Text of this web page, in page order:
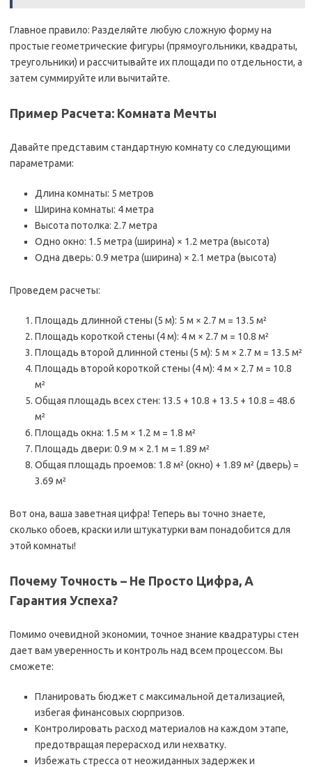
Главное правило: Разделяйте любую сложную форму на
простые геометрические фигуры (прямоугольники, квадраты,
треугольники) и рассчитывайте их площади по отдельности, а
затем суммируйте или вычитайте.
Пример Расчета: Комната Мечты
Давайте представим стандартную комнату со следующими
параметрами:
Длина комнаты: 5 метров
Ширина комнаты: 4 метра
Высота потолка: 2.7 метра
Одно окно: 1.5 метра (ширина) × 1.2 метра (высота)
Одна дверь: 0.9 метра (ширина) × 2.1 метра (высота)
Проведем расчеты:
Площадь длинной стены (5 м): 5 м × 2.7 м = 13.5 м²
Площадь короткой стены (4 м): 4 м × 2.7 м = 10.8 м²
Площадь второй длинной стены (5 м): 5 м × 2.7 м = 13.5 м²
Площадь второй короткой стены (4 м): 4 м × 2.7 м = 10.8
м²
Общая площадь всех стен: 13.5 + 10.8 + 13.5 + 10.8 = 48.6
м²
Площадь окна: 1.5 м × 1.2 м = 1.8 м²
Площадь двери: 0.9 м × 2.1 м = 1.89 м²
Общая площадь проемов: 1.8 м² (окно) + 1.89 м² (дверь) =
3.69 м²
Вот она, ваша заветная цифра! Теперь вы точно знаете,
сколько обоев, краски или штукатурки вам понадобится для
этой комнаты!
Почему Точность – Не Просто Цифра, А
Гарантия Успеха?
Помимо очевидной экономии, точное знание квадратуры стен
дает вам уверенность и контроль над всем процессом. Вы
сможете:
Планировать бюджет с максимальной детализацией,
избегая финансовых сюрпризов.
Контролировать расход материалов на каждом этапе,
предотвращая перерасход или нехватку.
Избежать стресса от неожиданных задержек и